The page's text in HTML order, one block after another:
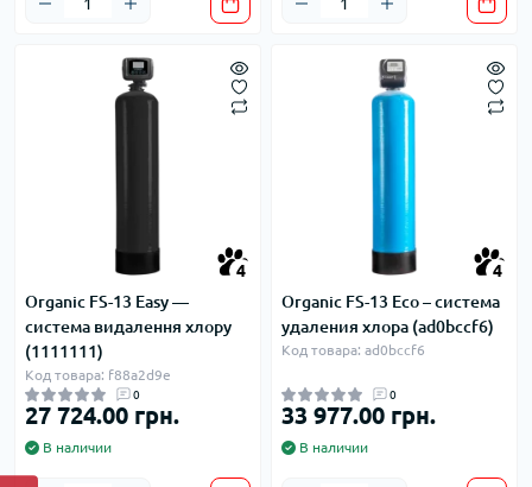
4
Organic FS-13 Easy —
система видалення хлору
(1111111)
Код товара: f88a2d9e
0
27 724.00 грн.
В наличии
4
Organic FS-13 Eco – система
удаления хлора (ad0bccf6)
Код товара: ad0bccf6
0
33 977.00 грн.
В наличии